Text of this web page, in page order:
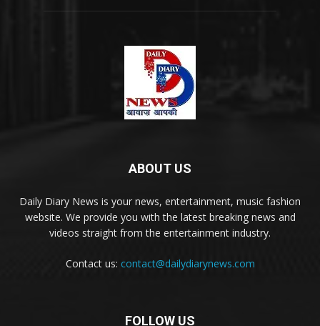
ABOUT US
Daily Diary News is your news, entertainment, music fashion
website. We provide you with the latest breaking news and
videos straight from the entertainment industry.
Contact us: contact@dailydiarynews.com
FOLLOW US